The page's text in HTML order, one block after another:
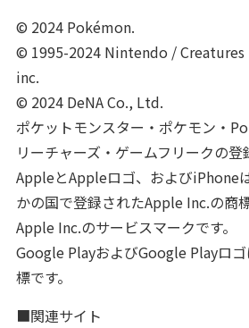
© 2024 Pokémon.
© 1995-2024 Nintendo / Creatures
inc.
© 2024 DeNA Co., Ltd.
ポケットモンスター・ポケモン・
リーチャーズ・ゲームフリークの登
AppleとAppleロゴ、およびiPhone
かの国で登録されたApple Inc.の商
Apple Inc.のサービスマークです。
Google PlayおよびGoogle Playロ
標です。
■関連サイト